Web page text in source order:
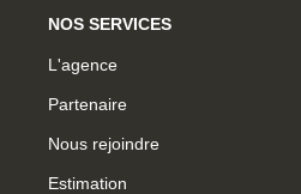
NOS SERVICES
L'agence
Partenaire
Nous rejoindre
Estimation